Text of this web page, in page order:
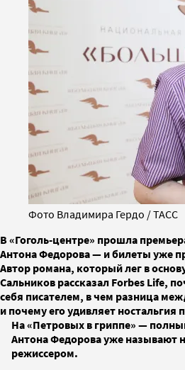
Фото Владимира Гердо / ТАСС
В «Гоголь-центре» прошла
Антона Федорова — и билеты уже
Автор романа, который лег в
Сальников рассказал Forbes Life,
себя писателем, в чем разница
и почему его удивляет ностальгия
На «Петровых в гриппе» —
Антона Федорова уже
режиссером.